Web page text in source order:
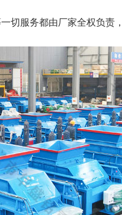
切服务都由厂家全权负责